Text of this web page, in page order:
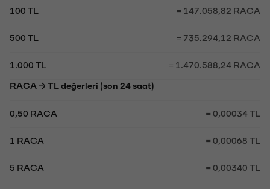
100 TL = 147.058,82 RACA
500 TL = 735.294,12 RACA
1.000 TL = 1.470.588,24 RACA
RACA → TL değerleri (son 24 saat)
0,50 RACA = 0,00034 TL
1 RACA = 0,00068 TL
5 RACA = 0,00340 TL